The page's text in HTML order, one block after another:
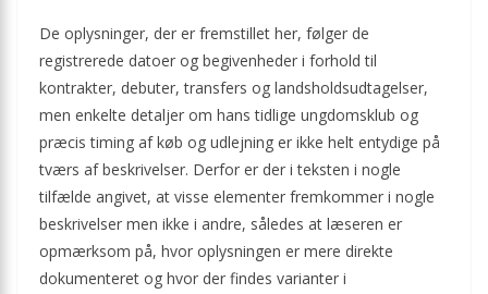
De oplysninger, der er fremstillet her, følger de
registrerede datoer og begivenheder i forhold til
kontrakter, debuter, transfers og landsholdsudtagelser,
men enkelte detaljer om hans tidlige ungdomsklub og
præcis timing af køb og udlejning er ikke helt entydige på
tværs af beskrivelser. Derfor er der i teksten i nogle
tilfælde angivet, at visse elementer fremkommer i nogle
beskrivelser men ikke i andre, således at læseren er
opmærksom på, hvor oplysningen er mere direkte
dokumenteret og hvor der findes varianter i